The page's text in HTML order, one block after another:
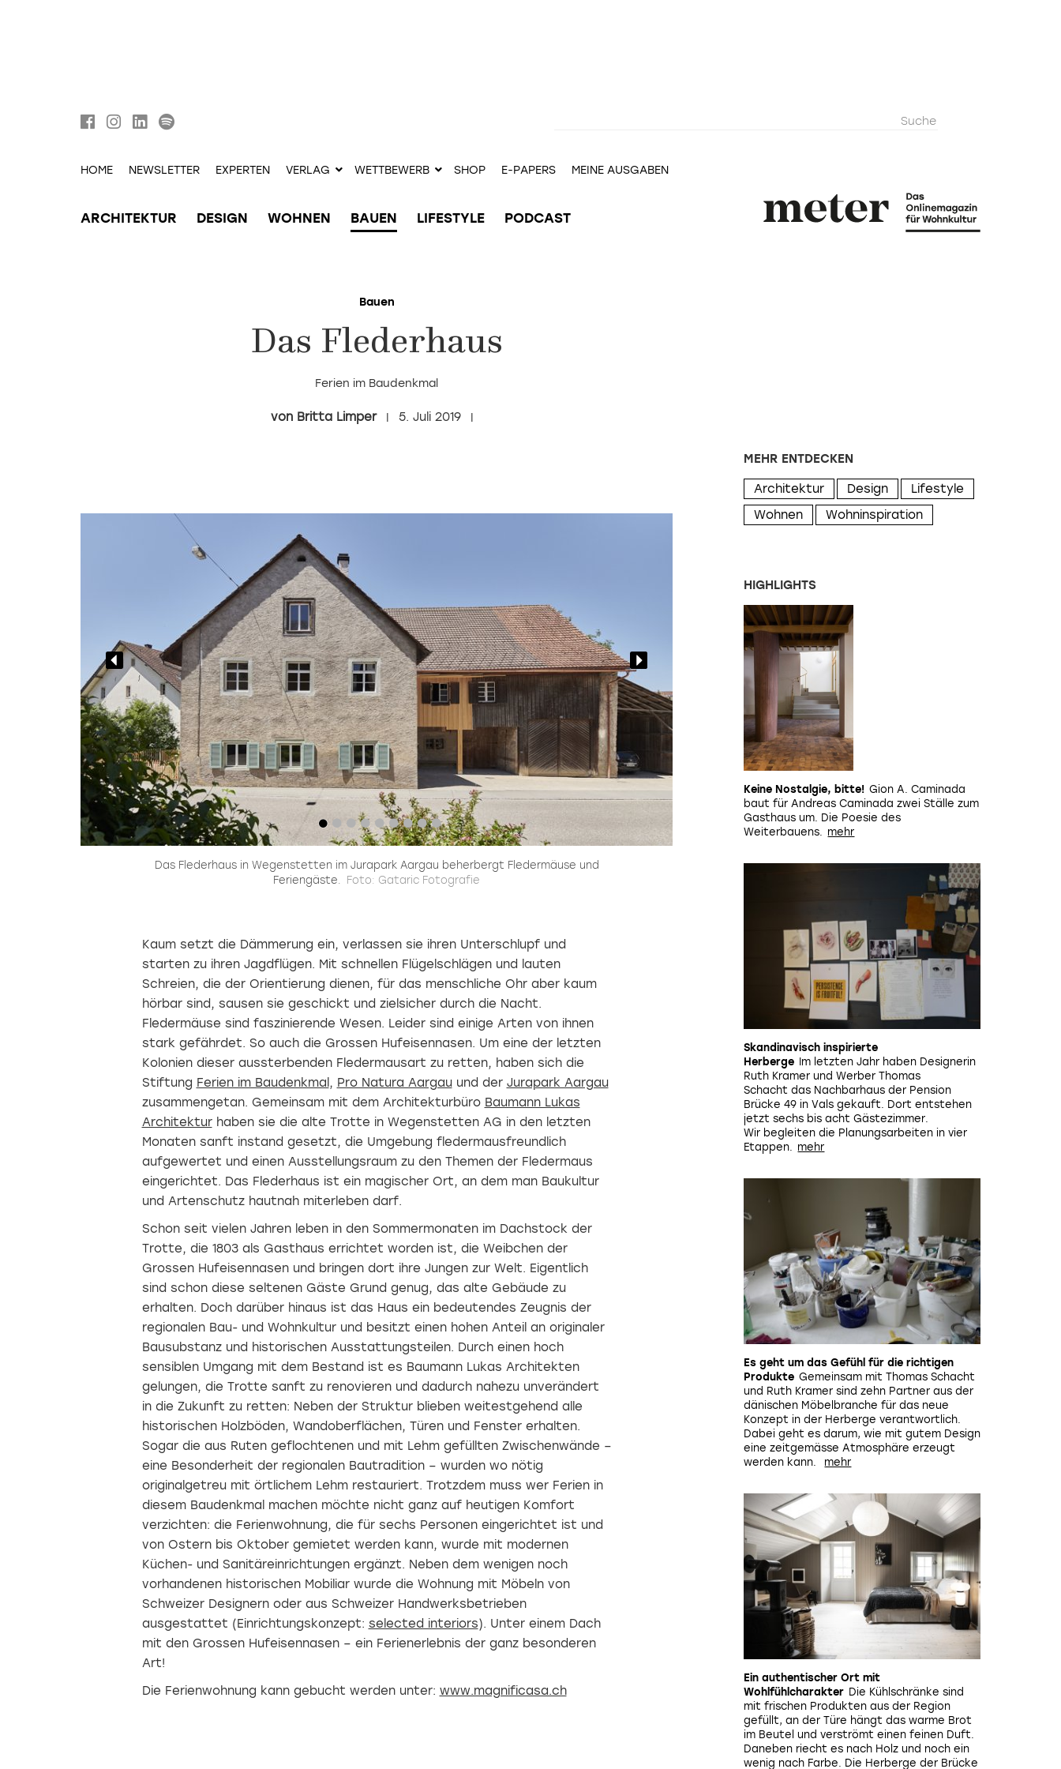
HOME NEWSLETTER EXPERTEN VERLAG WETTBEWERB SHOP E-PAPERS MEINE AUSGABEN
ARCHITEKTUR DESIGN WOHNEN BAUEN LIFESTYLE PODCAST
Bauen
Das Flederhaus
Ferien im Baudenkmal
Britta Limper 5. Juli 2019
Das Flederhaus in Wegenstetten im Jurapark Aargau beherbergt Fledermäuse und
Feriengäste.
Foto: Gataric Fotografie
Die historische Küche in der Ferienwohnung.
Kaum setzt die Dämmerung ein, verlassen sie ihren Unterschlupf und
starten zu ihren Jagdflügen. Mit schnellen Flügelschlägen und lauten
Schreien, die der Orientierung dienen, für das menschliche Ohr aber kaum
hörbar sind, sausen sie geschickt und zielsicher durch die Nacht.
Fledermäuse sind faszinierende Wesen. Leider sind einige Arten von ihnen
stark gefährdet. So auch die Grossen Hufeisennasen. Um eine der letzten
Kolonien dieser aussterbenden Fledermausart zu retten, haben sich die
Stiftung Ferien im Baudenkmal , Pro Natura Aargauund der Jurapark Aargau
zusammengetan. Gemeinsam mit dem Architekturbüro Baumann Lukas
Architekturhaben sie die alte Trotte in Wegenstetten AG in den letzten
Monaten sanft instand gesetzt, die Umgebung fledermausfreundlich
aufgewertet und einen Ausstellungsraum zu den Themen der Fledermaus
eingerichtet. Das Flederhaus ist ein magischer Ort, an dem man Baukultur
und Artenschutz hautnah miterleben darf.
Schon seit vielen Jahren leben in den Sommermonaten im Dachstock der
Trotte, die 1803 als Gasthaus errichtet worden ist, die Weibchen der
Grossen Hufeisennasen und bringen dort ihre Jungen zur Welt. Eigentlich
sind schon diese seltenen Gäste Grund genug, das alte Gebäude zu
erhalten. Doch darüber hinaus ist das Haus ein bedeutendes Zeugnis der
regionalen Bau- und Wohnkultur und besitzt einen hohen Anteil an originaler
Bausubstanz und historischen Ausstattungsteilen. Durch einen hoch
sensiblen Umgang mit dem Bestand ist es Baumann Lukas Architekten
gelungen, die Trotte sanft zu renovieren und dadurch nahezu unverändert
in die Zukunft zu retten: Neben der Struktur blieben weitestgehend alle
historischen Holzböden, Wandoberflächen, Türen und Fenster erhalten.
Sogar die aus Ruten geflochtenen und mit Lehm gefüllten Zwischenwände –
eine Besonderheit der regionalen Bautradition – wurden wo nötig
originalgetreu mit örtlichem Lehm restauriert. Trotzdem muss wer Ferien in
diesem Baudenkmal machen möchte nicht ganz auf heutigen Komfort
verzichten: die Ferienwohnung, die für sechs Personen eingerichtet ist und
von Ostern bis Oktober gemietet werden kann, wurde mit modernen
Küchen- und Sanitäreinrichtungen ergänzt. Neben dem wenigen noch
vorhandenen historischen Mobiliar wurde die Wohnung mit Möbeln von
Schweizer Designern oder aus Schweizer Handwerksbetrieben
ausgestattet (Einrichtungskonzept: selected interiors). Unter einem Dach
mit den Grossen Hufeisennasen – ein Ferienerlebnis der ganz besonderen
Art!
Die Ferienwohnung kann gebucht werden unter: www.magnificasa.ch
MEHR ENTDECKEN
Architektur Design
Lifestyle
Wohnen
Wohninspiration
HIGHLIGHTS
Keine Nostalgie, bitte! Gion A. Caminada
baut für Andreas Caminada zwei Ställe zum
Gasthaus um. Die Poesie des
Weiterbauens.
Skandinavisch inspirierte
Herberge
Im letzten Jahr haben Designerin
Ruth Kramer und Werber Thomas
Schacht das Nachbarhaus der Pension
Brücke 49 in Vals gekauft. Dort entstehen
jetzt sechs bis acht Gästezimmer.
Wir begleiten die Planungsarbeiten in vier
Etappen.
Es geht um das Gefühl für die richtigen
Produkte Gemeinsam mit Thomas Schacht
und Ruth Kramer sind zehn Partner aus der
dänischen Möbelbranche für das neue
Konzept in der Herberge verantwortlich.
Dabei geht es darum, wie mit gutem Design
eine zeitgemässe Atmosphäre erzeugt
werden kann.
Ein authentischer Ort mit
Wohlfühlcharakter Die Kühlschränke sind
mit frischen Produkten aus der Region
gefüllt, an der Türe hängt das warme Brot
im Beutel und verströmt einen feinen Duft.
Daneben riecht es nach Holz und noch ein
wenig nach Farbe. Die Herberge der Brücke